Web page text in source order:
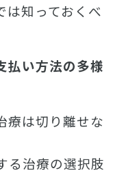
は知っておくべ
払い方法の多様
療は切り離せな
る治療の選択肢